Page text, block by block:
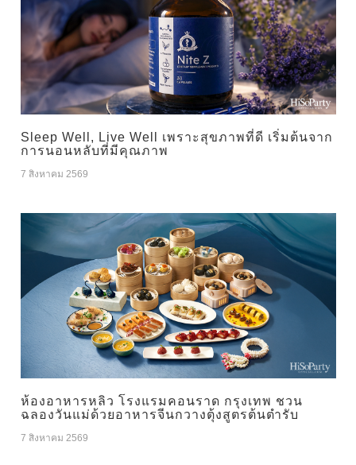
Sleep Well, Live Well เพราะสุขภาพที่ดี เริ่มต้นจาก
การนอนหลับที่มีคุณภาพ
7 สิงหาคม 2569
ห้องอาหารหลิว โรงแรมคอนราด กรุงเทพ ชวน
ฉลองวันแม่ด้วยอาหารจีนกวางตุ้งสูตรต้นตำรับ
7 สิงหาคม 2569